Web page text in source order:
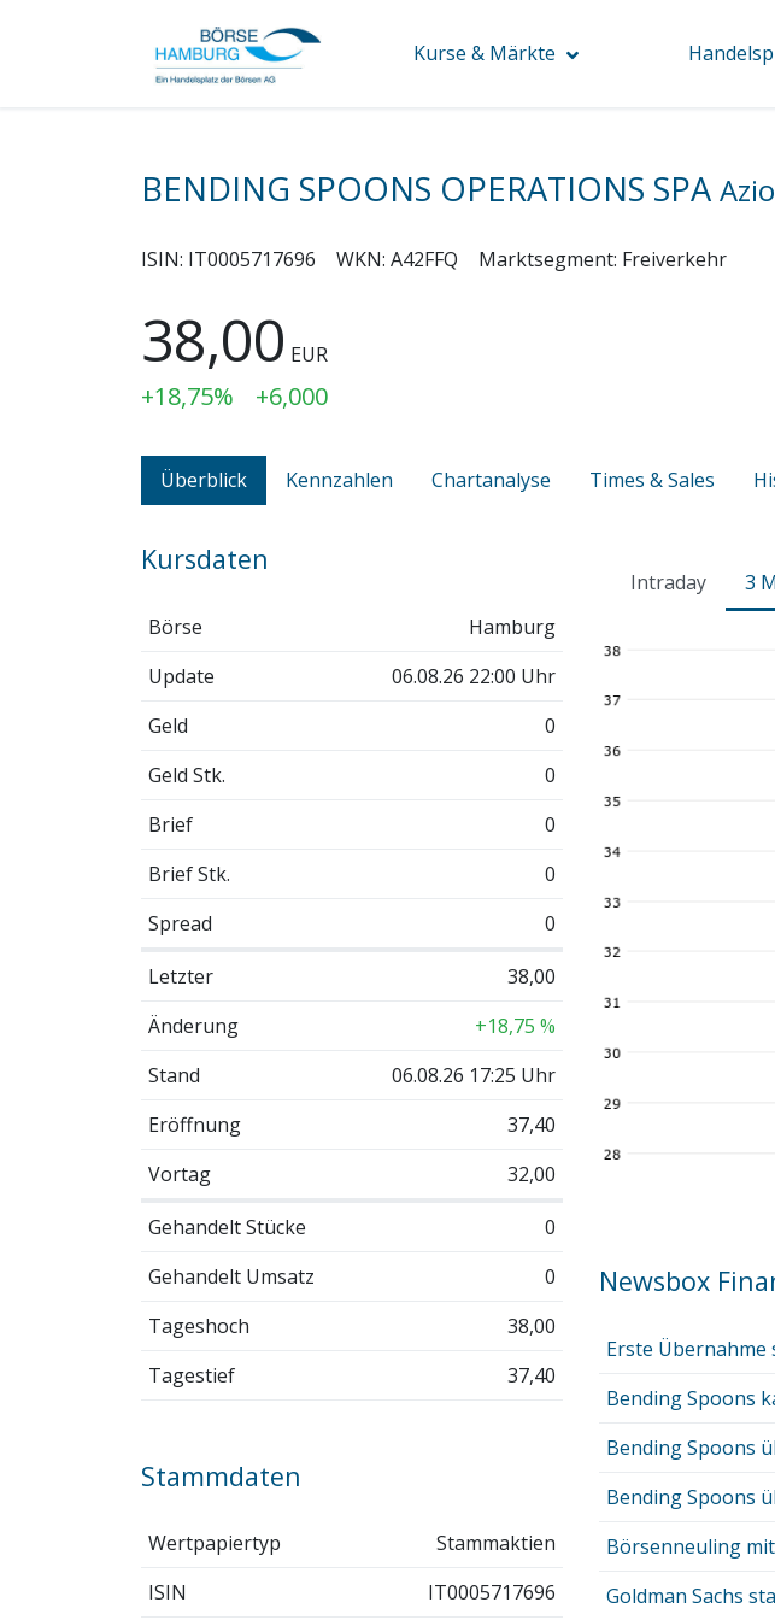
Kurse & Märkte
BENDING SPOONS OPERATIONS SPA
ISIN: IT0005717696 WKN: A42FFQ Marktsegment: Freiverkehr
38,00 EUR
+18,75% +6,000
Überblick Kennzahlen Chartanalyse Times & Sales
Kursdaten
Börse
Hamburg
Update
06.08.26 22:00 Uhr
Geld
0
Geld Stk.
0
Brief
0
Brief Stk.
0
Spread
0
Letzter
38,00
Änderung
+18,75 %
Stand
06.08.26 17:25 Uhr
Eröffnung
37,40
Vortag
32,00
Gehandelt Stücke
0
Gehandelt Umsatz
0
Tageshoch
38,00
Tagestief
37,40
Stammdaten
Wertpapiertyp
Stammaktien
ISIN
IT0005717696
Intraday 3
Newsbox
Erste
Bending Spoons
Bending Spoons
Bending Spoons
Börsenneuling
Goldman Sachs